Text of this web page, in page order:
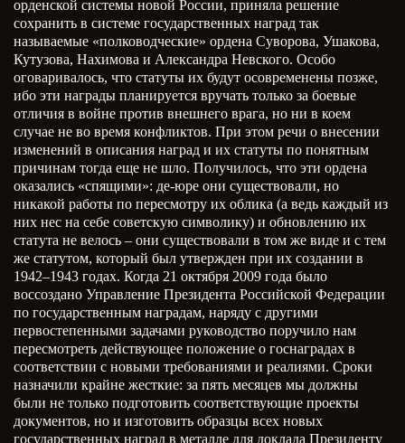
орденской системы новой России, приняла решение
сохранить в системе государственных наград так
называемые «полководческие» ордена Суворова, Ушакова,
Кутузова, Нахимова и Александра Невского. Особо
оговаривалось, что статуты их будут осовременены позже,
ибо эти награды планируется вручать только за боевые
отличия в войне против внешнего врага, но ни в коем
случае не во время конфликтов. При этом речи о внесении
изменений в описания наград и их статуты по понятным
причинам тогда еще не шло. Получилось, что эти ордена
оказались «спящими»: де-юре они существовали, но
никакой работы по пересмотру их облика (а ведь каждый из
них нес на себе советскую символику) и обновлению их
статута не велось – они существовали в том же виде и с тем
же статутом, который был утвержден при их создании в
1942–1943 годах. Когда 21 октября 2009 года было
воссоздано Управление Президента Российской Федерации
по государственным наградам, наряду с другими
первостепенными задачами руководство поручило нам
пересмотреть действующее положение о госнаградах в
соответствии с новыми требованиями и реалиями. Сроки
назначили крайне жесткие: за пять месяцев мы должны
были не только подготовить соответствующие проекты
документов, но и изготовить образцы всех новых
государственных наград в металле для доклада Президенту